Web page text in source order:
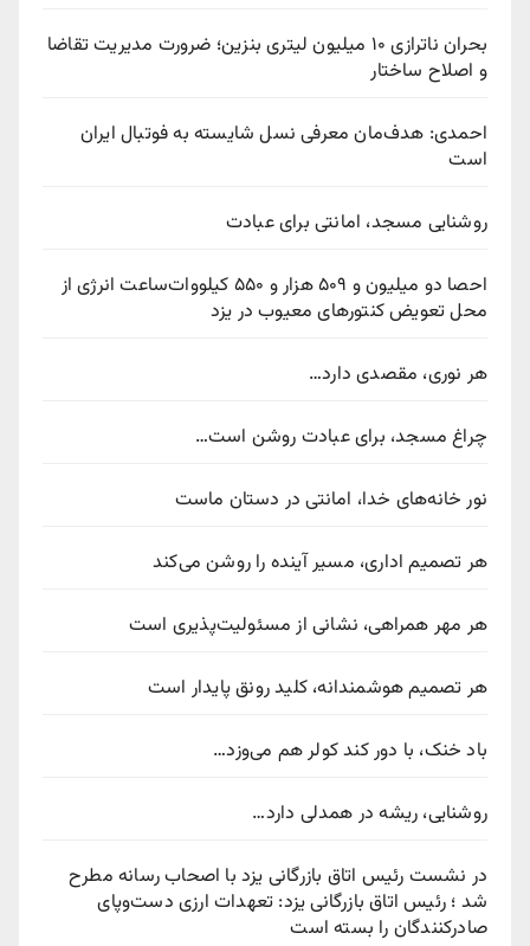
بحران ناترازی ۱۰ میلیون لیتری بنزین؛ ضرورت مدیریت تقاضا
و اصلاح ساختار
احمدی: هدف‌مان معرفی نسل شایسته به فوتبال ایران
است
روشنایی مسجد، امانتی برای عبادت
احصا دو میلیون و ۵۰۹ هزار و ۵۵۰ کیلووات‌ساعت انرژی از
محل تعویض کنتورهای معیوب در یزد
هر نوری، مقصدی دارد…
چراغ مسجد، برای عبادت روشن است…
نور خانه‌های خدا، امانتی در دستان ماست
هر تصمیم اداری، مسیر آینده را روشن می‌کند
هر مهر همراهی، نشانی از مسئولیت‌پذیری است
هر تصمیم هوشمندانه، کلید رونق پایدار است
باد خنک، با دور کند کولر هم می‌وزد…
روشنایی، ریشه در همدلی دارد…
در نشست رئیس اتاق بازرگانی یزد با اصحاب رسانه مطرح
شد ؛ رئیس اتاق بازرگانی یزد: تعهدات ارزی دست‌وپای
صادرکنندگان را بسته است